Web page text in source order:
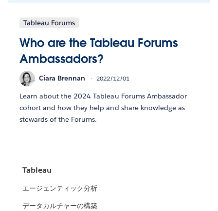
Tableau Forums
Who are the Tableau Forums
Ambassadors?
Ciara Brennan 2022/12/01
Learn about the 2024 Tableau Forums Ambassador
cohort and how they help and share knowledge as
stewards of the Forums.
Tableau
エージェンティック分析
データカルチャーの構築